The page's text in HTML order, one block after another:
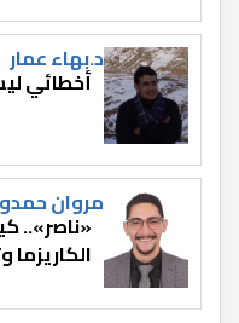
د.بهاء عمار
أخطائي
مروان
«ناصر»..